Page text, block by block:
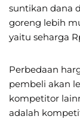
suntikan dana
goreng lebih
yaitu seharga
Perbedaan
pembeli akan
kompetitor
adalah